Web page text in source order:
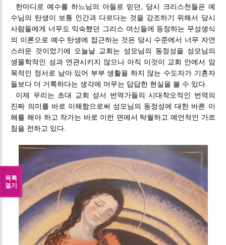
한마디로 예수를 하느님의 아들로 믿던, 당시 크리스천들은 예
수님의 탄생이 보통 인간과 다르다는 것을 강조하기 위해서 당시
사람들에게 너무도 익숙했던 그리스 여신들에 등장하는 무성생식
의 이론으로 예수 탄생에 접근하는 것은 당시 수준에서 너무 자연
스러운 것이었기에 오늘날 교회는 성모님의 동정성을 성모님의
생물학적인 성과 연관시키지 않으나 아직 이것이 교회 안에서 암
묵적인 정서로 남아 있어 부부 생활을 하지 않는 수도자가 기혼자
들보다 더 거룩하다는 생각에 머무는 답답한 현실을 볼 수 있다.
이제 우리는 초대 교회 성서 번역가들의 시대착오적인 번역의
진짜 의미를 바로 이해함으로써 성모님의 동정성에 대한 바른 이
해를 해야 하고 작가는 바로 이런 면에서 탁월하고 예언적인 가르
침을 전하고 있다.
목록
열기